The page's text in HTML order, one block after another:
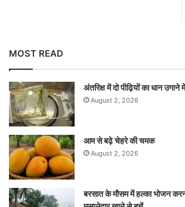
MOST READ
अंतरिक्ष में दो पीढ़ियों का धान
August 2, 2026
आम से बढ़े चेहरे की चमक
August 2, 2026
बरसात के मौसम में हल्का भोजन